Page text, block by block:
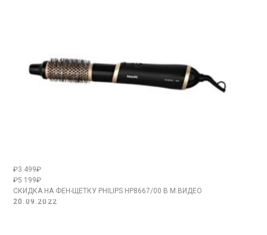
₽3 499₽
₽5 199₽
СКИДКА НА ФЕН-ЩЕТКУ PHILIPS HP8667/00 В М.ВИДЕО
20.09.2022